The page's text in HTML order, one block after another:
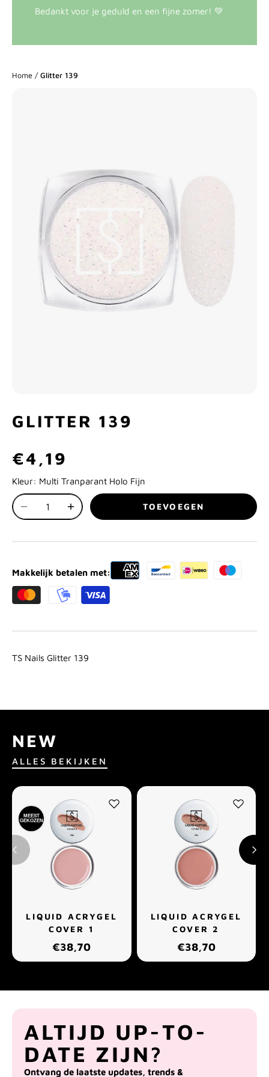
Bedankt voor je geduld en een fijne zomer! 💚
Home / Glitter 139
GLITTER 139
€4,19
Kleur: Multi Tranparant Holo Fijn
TOEVOEGEN
Makkelijk betalen met:
TS Nails Glitter 139
NEW
ALLES BEKIJKEN
MEEST
GEKOZEN
LIQUID ACRYGEL
COVER 1
€38,70
LIQUID ACRYGEL
COVER 2
€38,70
ALTIJD UP-TO-
DATE ZIJN?
Ontvang de laatste updates, trends &